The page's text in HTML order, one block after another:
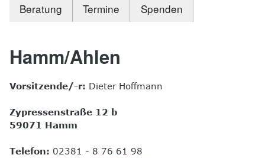
Wissenswertes
6
Unterstützen
Beratung
Termine Spenden
Hamm/Ahlen
Vorsitzende/-r: Dieter Hoffmann
Zypressenstraße 12 b
59071 Hamm
Telefon: 02381 - 8 76 61 98